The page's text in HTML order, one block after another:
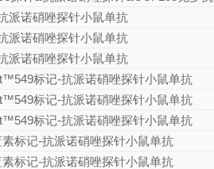
派诺硝唑探针小鼠单抗
派诺硝唑探针小鼠单抗
派诺硝唑探针小鼠单抗
™549标记-抗派诺硝唑探针小鼠单抗
™549标记-抗派诺硝唑探针小鼠单抗
™549标记-抗派诺硝唑探针小鼠单抗
素标记-抗派诺硝唑探针小鼠单抗
素标记-抗派诺硝唑探针小鼠单抗